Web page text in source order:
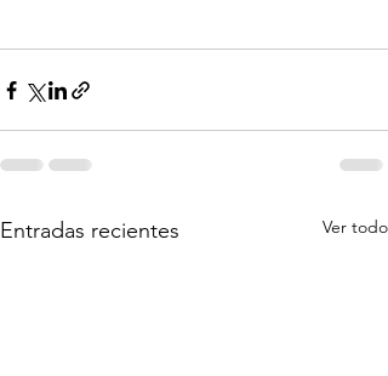
Entradas recientes Ver todo